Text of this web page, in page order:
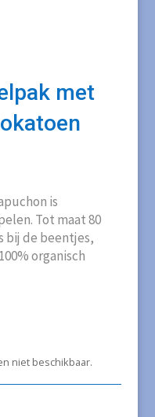
met
is
Tot maat 80
bij de beentjes,
organisch
niet beschikbaar.